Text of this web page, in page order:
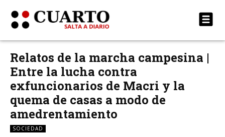
Relatos de la marcha campesina |
Entre la lucha contra
exfuncionarios de Macri y la
quema de casas a modo de
amedrentamiento
SOCIEDAD